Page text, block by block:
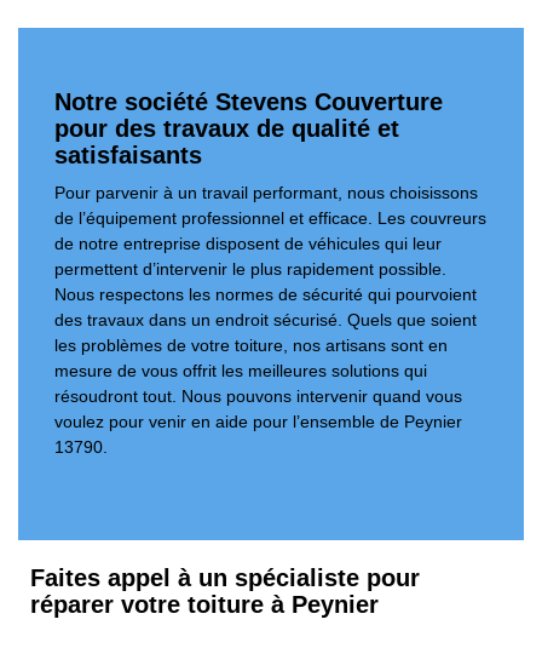
Notre société Stevens Couverture
pour des travaux de qualité et
satisfaisants
Pour parvenir à un travail performant, nous choisissons
de l’équipement professionnel et efficace. Les couvreurs
de notre entreprise disposent de véhicules qui leur
permettent d’intervenir le plus rapidement possible.
Nous respectons les normes de sécurité qui pourvoient
des travaux dans un endroit sécurisé. Quels que soient
les problèmes de votre toiture, nos artisans sont en
mesure de vous offrit les meilleures solutions qui
résoudront tout. Nous pouvons intervenir quand vous
voulez pour venir en aide pour l’ensemble de Peynier
13790.
Faites appel à un spécialiste pour
réparer votre toiture à Peynier